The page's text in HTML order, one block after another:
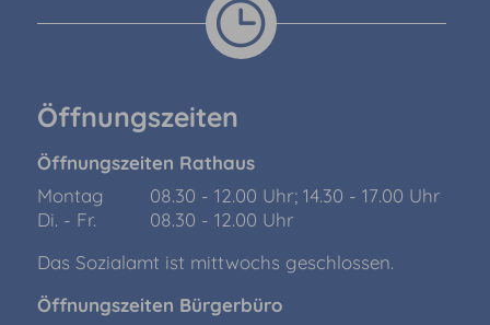
Öffnungszeiten
Öffnungszeiten Rathaus
Montag
08.30 - 12.00 Uhr; 14.30 - 17.00 Uhr
Di. - Fr.
08.30 - 12.00 Uhr
Das Sozialamt ist mittwochs geschlossen.
Öffnungszeiten Bürgerbüro